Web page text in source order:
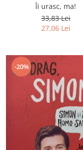
Îi urasc, ma!
33,83 Lei
27,06 Lei
-20%